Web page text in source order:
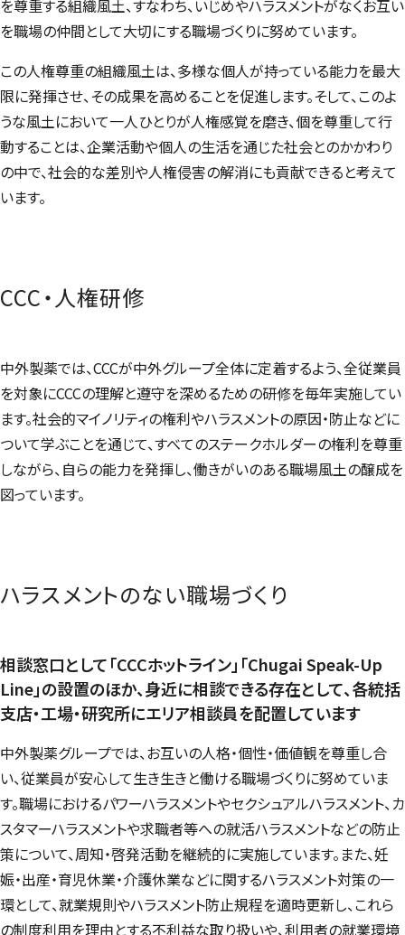
を尊重する組織風土、すなわち、いじめやハラスメントがなくお互い
を職場の仲間として大切にする職場づくりに努めています。
この人権尊重の組織風土は、多様な個人が持っている能力を最大
限に発揮させ、その成果を高めることを促進します。そして、このよ
うな風土において一人ひとりが人権感覚を磨き、個を尊重して行
動することは、企業活動や個人の生活を通じた社会とのかかわり
の中で、社会的な差別や人権侵害の解消にも貢献できると考えて
います。
CCC・人権研修
中外製薬では、CCCが中外グループ全体に定着するよう、全従業員
を対象にCCCの理解と遵守を深めるための研修を毎年実施してい
ます。社会的マイノリティの権利やハラスメントの原因・防止などに
ついて学ぶことを通じて、すべてのステークホルダーの権利を尊重
しながら、自らの能力を発揮し、働きがいのある職場風土の醸成を
図っています。
ハラスメントのない職場づくり
相談窓口として「CCCホットライン」「Chugai Speak-Up
Line」の設置のほか、身近に相談できる存在として、各統括
支店・工場・研究所にエリア相談員を配置しています
中外製薬グループでは、お互いの人格・個性・価値観を尊重し合
い、従業員が安心して生き生きと働ける職場づくりに努めていま
す。職場におけるパワーハラスメントやセクシュアルハラスメント、カ
スタマーハラスメントや求職者等への就活ハラスメントなどの防止
策について、周知・啓発活動を継続的に実施しています。また、妊
娠・出産・育児休業・介護休業などに関するハラスメント対策の一
環として、就業規則やハラスメント防止規程を適時更新し、これら
の制度利用を理由とする不利益な取り扱いや、利用者の就業環境